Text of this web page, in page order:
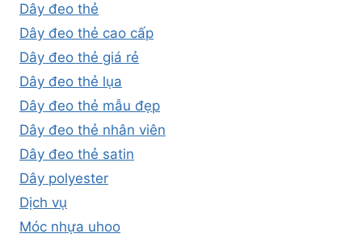
Dây đeo thẻ
Dây đeo thẻ cao cấp
Dây đeo thẻ giá rẻ
Dây đeo thẻ lụa
Dây đeo thẻ mẫu đẹp
Dây đeo thẻ nhân viên
Dây đeo thẻ satin
Dây polyester
Dịch vụ
Móc nhựa uhoo